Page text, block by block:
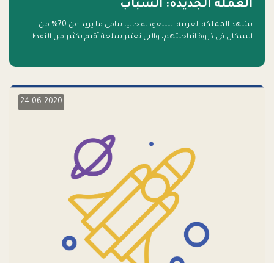
العملة الجديدة: الشباب
تشهد المملكة العربية السعودية حاليا تنامي ما يزيد عن 70% من
السكان في ذروة انتاجيتهم، والتي تعتبر سلعة أقيم بكثير من النفط.
24-06-2020